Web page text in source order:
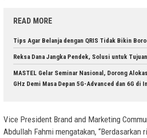
READ MORE
Tips Agar Belanja dengan QRIS Tidak Bikin
Reksa Dana Jangka Pendek, Solusi untuk
MASTEL Gelar Seminar Nasional, Dorong
GHz Demi Masa Depan 5G-Advanced dan 6G di
Vice President Brand and Marketing
Abdullah Fahmi mengatakan, “Berdasarkan